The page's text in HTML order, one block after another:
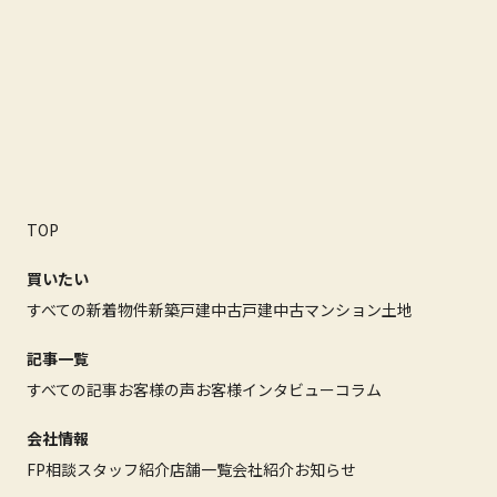
TOP
買いたい
すべての新着物件新築戸建中古戸建中古マンション土地
記事一覧
すべての記事お客様の声お客様インタビューコラム
会社情報
FP相談スタッフ紹介店舗一覧会社紹介お知らせ